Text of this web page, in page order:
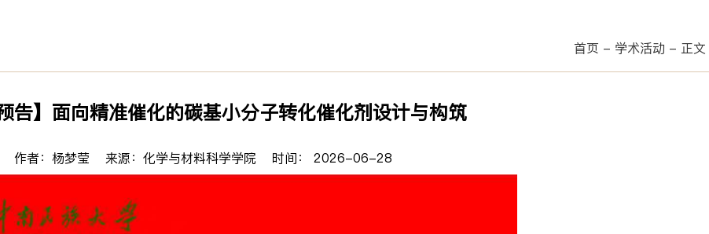
首页 - 学术活动 - 正文
预告】面向精准催化的碳基小分子转化催化剂设计与构筑
作者：杨梦莹 来源：化学与材料科学学院 时间： 2026-06-28